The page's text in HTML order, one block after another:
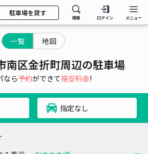
駐車場を貸す
検索 ログイン メニュー
一覧 地図
南区金折町周辺の駐車場
なら予約ができて格安料金!
指定なし